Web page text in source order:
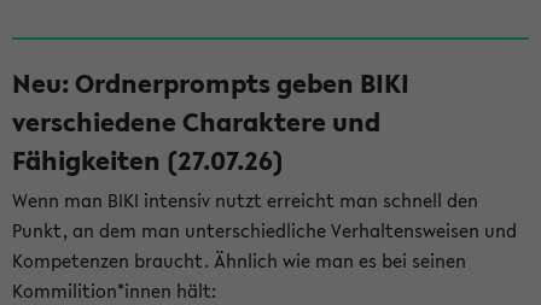
Neu: Ordnerprompts geben BIKI
verschiedene Charaktere und
Fähigkeiten (27.07.26)
Wenn man BIKI intensiv nutzt erreicht man schnell den
Punkt, an dem man unterschiedliche Verhaltensweisen und
Kompetenzen braucht. Ähnlich wie man es bei seinen
Kommilition*innen hält: